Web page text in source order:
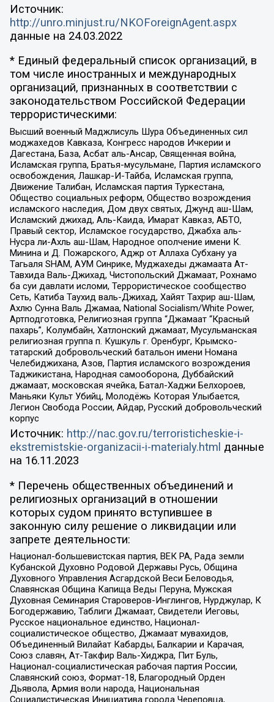
Источник:
http://unro.minjust.ru/NKOForeignAgent.aspx
данные на 24.03.2022
* Единый федеральный список организаций, в
том числе иностранных и международных
организаций, признанных в соответствии с
законодательством Российской Федерации
террористическими:
Высший военный Маджлисуль Шура Объединенных сил
моджахедов Кавказа, Конгресс народов Ичкерии и
Дагестана, База, Асбат аль-Ансар, Священная война,
Исламская группа, Братья-мусульмане, Партия исламского
освобождения, Лашкар-И-Тайба, Исламская группа,
Движение Талибан, Исламская партия Туркестана,
Общество социальных реформ, Общество возрождения
исламского наследия, Дом двух святых, Джунд аш-Шам,
Исламский джихад, Аль-Каида, Имарат Кавказ, АБТО,
Правый сектор, Исламское государство, Джабха аль-
Нусра ли-Ахль аш-Шам, Народное ополчение имени К.
Минина и Д. Пожарского, Аджр от Аллаха Субхану уа
Тагьаля SHAM, АУМ Синрике, Муджахеды джамаата Ат-
Тавхида Валь-Джихад, Чистопольский Джамаат, Рохнамо
ба суи давлати исломи, Террористическое сообщество
Сеть, Катиба Таухид валь-Джихад, Хайят Тахрир аш-Шам,
Ахлю Сунна Валь Джамаа, National Socialism/White Power,
Артподготовка, Религиозная группа “Джамаат “Красный
пахарь”, Колумбайн, Хатлонский джамаат, Мусульманская
религиозная группа п. Кушкуль г. Оренбург, Крымско-
татарский добровольческий батальон имени Номана
Челебиджихана, Азов, Партия исламского возрождения
Таджикистана, Народная самооборона, Дуббайский
джамаат, московская ячейка, Батал-Хаджи Белхороев,
Маньяки Культ Убийц, Молодёжь Которая Улыбается,
Легион Свобода России, Айдар, Русский добровольческий
корпус
Источник: http://nac.gov.ru/terroristicheskie-i-
ekstremistskie-organizacii-i-materialy.html данные
на 16.11.2023
* Перечень общественных объединений и
религиозных организаций в отношении
которых судом принято вступившее в
законную силу решение о ликвидации или
запрете деятельности:
Национал-большевистская партия, ВЕК РА, Рада земли
Кубанской Духовно Родовой Державы Русь, Община
Духовного Управления Асгардской Веси Беловодья,
Славянская Община Капища Веды Перуна, Мужская
Духовная Семинария Староверов-Инглингов, Нурджулар, К
Богодержавию, Таблиги Джамаат, Свидетели Иеговы,
Русское национальное единство, Национал-
социалистическое общество, Джамаат мувахидов,
Объединенный Вилайат Кабарды, Балкарии и Карачая,
Союз славян, Ат-Такфир Валь-Хиджра, Пит Буль,
Национал-социалистическая рабочая партия России,
Славянский союз, Формат-18, Благородный Орден
Дьявола, Армия воли народа, Национальная
Социалистическая Инициатива города Череповца,